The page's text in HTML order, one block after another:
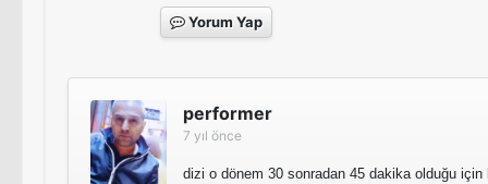
Yorum Yap
performer
7 yıl önce
dizi o dönem 30 sonradan 45 dakika olduğu